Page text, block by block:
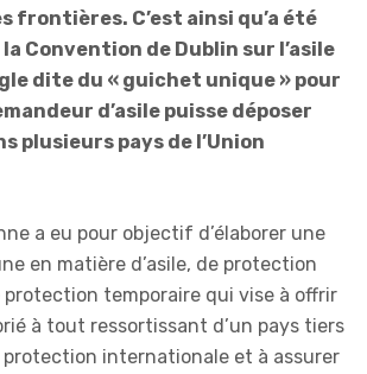
frontières. C’est ainsi qu’a été
Convention de Dublin sur l’asile
dite du « guichet unique » pour
d’asile puisse déposer
plusieurs pays de l’Union
a eu pour objectif d’élaborer une
en matière d’asile, de protection
protection temporaire qui vise à offrir
à tout ressortissant d’un pays tiers
internationale et à assurer